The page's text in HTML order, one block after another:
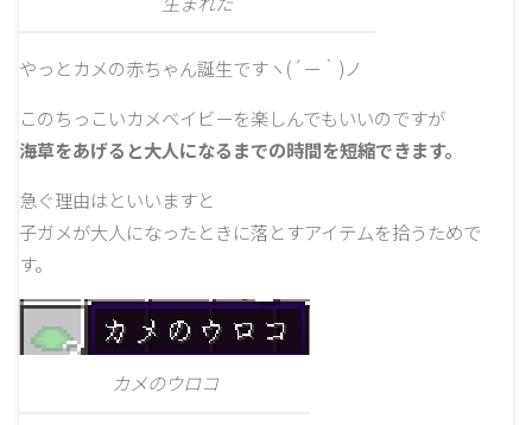
やっとカメの赤ちゃん誕生ですヽ(´ー｀)ノ
このちっこいカメベイビーを楽しんでもいいのですが
海草をあげると大人になるまでの時間を短縮できます。
急ぐ理由はといいますと
子ガメが大人になったときに落とすアイテムを拾うためで
す。
カメのウロコ